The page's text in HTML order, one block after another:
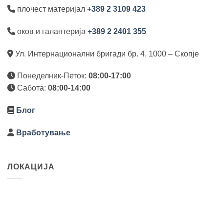
плочест материјал +389 2 3109 423
оков и галантерија +389 2 2401 355
Ул. Интернационални бригади бр. 4, 1000 – Скопје
Понеделник-Петок: 08:00-17:00
Сабота: 08:00-14:00
Блог
Вработување
ЛОКАЦИЈА